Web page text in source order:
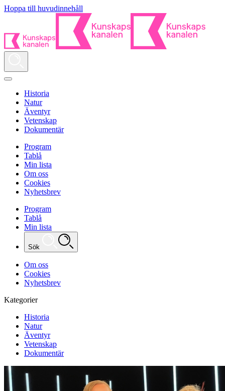
Hoppa till huvudinnehåll
Historia
Natur
Äventyr
Vetenskap
Dokumentär
Program
Tablå
Min lista
Om oss
Cookies
Nyhetsbrev
Program
Tablå
Min lista
Sök
Om oss
Cookies
Nyhetsbrev
Kategorier
Historia
Natur
Äventyr
Vetenskap
Dokumentär